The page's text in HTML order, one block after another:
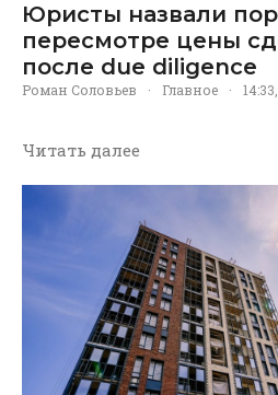
Юристы назвали
пересмотре цены
после due diligence
Роман Соловьев · Главное ·
Читать далее